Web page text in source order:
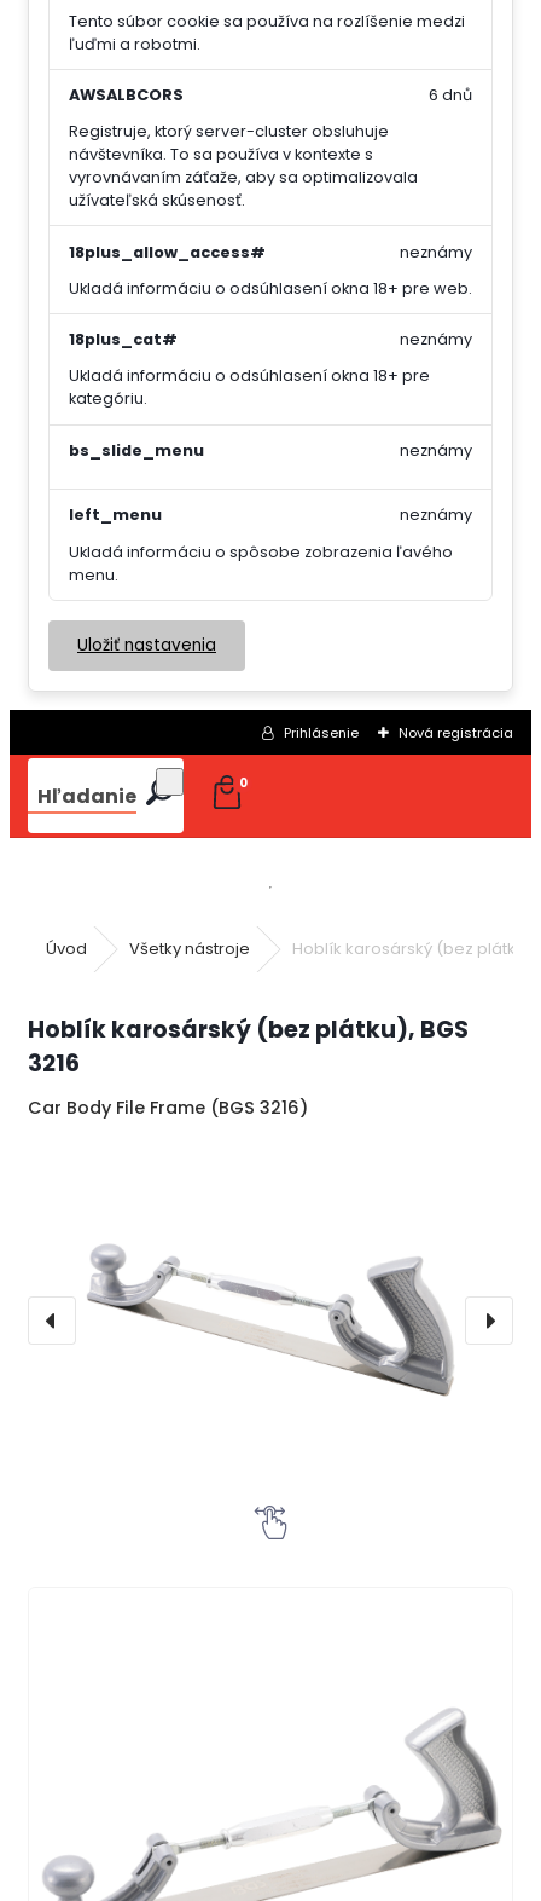
Tento súbor cookie sa používa na rozlíšenie medzi
ľuďmi a robotmi.
AWSALBCORS
Registruje, ktorý server-cluster obsluhuje
návštevníka. To sa používa v kontexte s
vyrovnávaním záťaže, aby sa optimalizovala
užívateľská skúsenosť.
6 dnů
18plus_allow_access#
Ukladá informáciu o odsúhlasení okna 18+ pre web.
neznámy
18plus_cat#
Ukladá informáciu o odsúhlasení okna 18+ pre
kategóriu.
neznámy
bs_slide_menu neznámy
left_menu
Ukladá informáciu o spôsobe zobrazenia ľavého
menu.
neznámy
Uložiť nastavenia
Prihlásenie Nová registrácia
Hľadanie 0
Úvod Všetky nástroje Hoblík karosárský (bez plátku),
Hoblík karosárský (bez plátku), BGS
3216
Car Body File Frame (BGS 3216)